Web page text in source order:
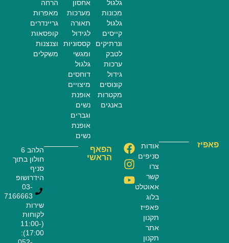
גלגול
מכונות
גלגול
קייסים
ונרתיקים
לטבק
ערכות
גידול
קונוסים
מקטרות
באנגים
אחסון
מערכות
תאורה
לגידול
קססוניות
ומגשי
גלגול
דוחסים
מיצויים
אופנת
נשים
וגברים
אופנת
נשים
הרחה
מאפרות
גריינדרים
קופסאות
וצנצנות
משקלים
פאפיז
אודות
סניפים
צרו
קשר
אאוטלט
בלוג
פאפיז
תקנון
אתר
תקנון
הפאף
הראשי
הלהב 6
חולון בתוך
סניף
הידרושופ
03-
7166663
שירות
לקוחות
(11:00-
17:00):